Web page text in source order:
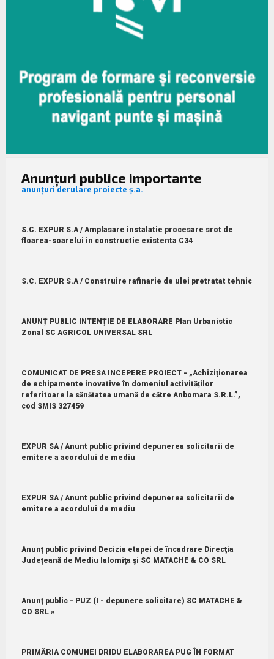
Anunțuri publice importante
anunțuri derulare proiecte ș.a.
S.C. EXPUR S.A / Amplasare instalatie procesare srot de
floarea-soarelui in constructie existenta C34
S.C. EXPUR S.A / Construire rafinarie de ulei pretratat tehnic
ANUNȚ PUBLIC INTENȚIE DE ELABORARE Plan Urbanistic
Zonal SC AGRICOL UNIVERSAL SRL
COMUNICAT DE PRESA INCEPERE PROIECT - „Achiziționarea
de echipamente inovative în domeniul activităților
referitoare la sănătatea umană de către Anbomara S.R.L.”,
cod SMIS 327459
EXPUR SA / Anunt public privind depunerea solicitarii de
emitere a acordului de mediu
EXPUR SA / Anunt public privind depunerea solicitarii de
emitere a acordului de mediu
Anunţ public privind Decizia etapei de încadrare Direcţia
Judeţeană de Mediu Ialomiţa şi SC MATACHE & CO SRL
Anunţ public - PUZ (I - depunere solicitare) SC MATACHE &
CO SRL »
PRIMĂRIA COMUNEI DRIDU ELABORAREA PUG ÎN FORMAT